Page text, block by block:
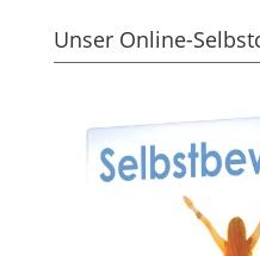
Unser Online-